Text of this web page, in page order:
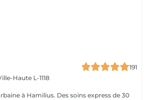
191
Haute L-1118
à Hamilius. Des soins express de 30